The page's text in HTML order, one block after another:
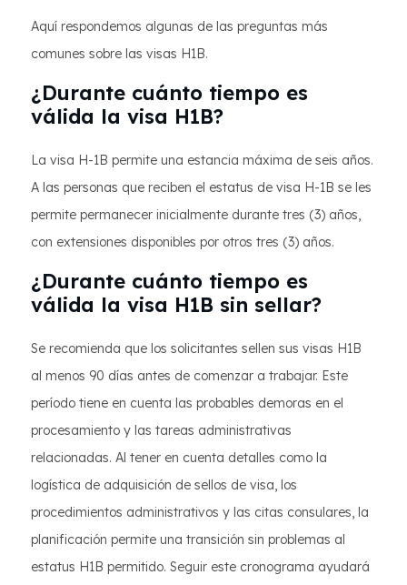
Aquí respondemos algunas de las preguntas más
comunes sobre las visas H1B.
¿Durante cuánto tiempo es
válida la visa H1B?
La visa H-1B permite una estancia máxima de seis años.
A las personas que reciben el estatus de visa H-1B se les
permite permanecer inicialmente durante tres (3) años,
con extensiones disponibles por otros tres (3) años.
¿Durante cuánto tiempo es
válida la visa H1B sin sellar?
Se recomienda que los solicitantes sellen sus visas H1B
al menos 90 días antes de comenzar a trabajar. Este
período tiene en cuenta las probables demoras en el
procesamiento y las tareas administrativas
relacionadas. Al tener en cuenta detalles como la
logística de adquisición de sellos de visa, los
procedimientos administrativos y las citas consulares, la
planificación permite una transición sin problemas al
estatus H1B permitido. Seguir este cronograma ayudará